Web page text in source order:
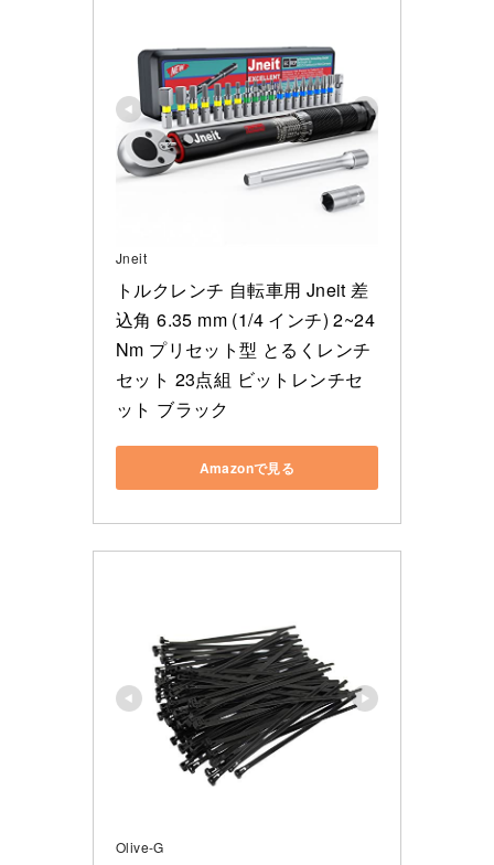
Jneit
トルクレンチ 自転車用 Jneit 差
込角 6.35 mm (1/4 インチ) 2~24
Nm プリセット型 とるくレンチ
セット 23点組 ビットレンチセ
ット ブラック
Amazonで見る
Olive-G